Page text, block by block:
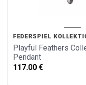
FEDERSPIEL
Playful Feathers
Pendant
117.00€